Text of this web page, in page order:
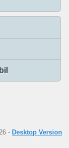
- Desktop Version